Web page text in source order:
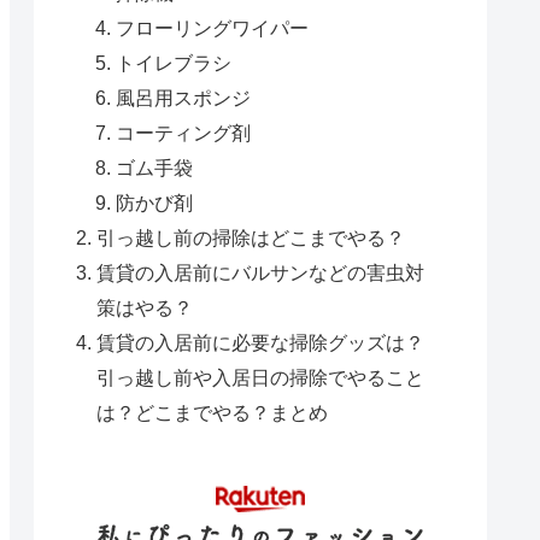
フローリングワイパー
トイレブラシ
風呂用スポンジ
コーティング剤
ゴム手袋
防かび剤
引っ越し前の掃除はどこまでやる？
賃貸の入居前にバルサンなどの害虫対
策はやる？
賃貸の入居前に必要な掃除グッズは？
引っ越し前や入居日の掃除でやること
は？どこまでやる？まとめ